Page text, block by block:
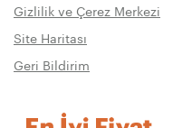
Gizlilik ve Çerez Merkezi
Site Haritası
Geri Bildirim